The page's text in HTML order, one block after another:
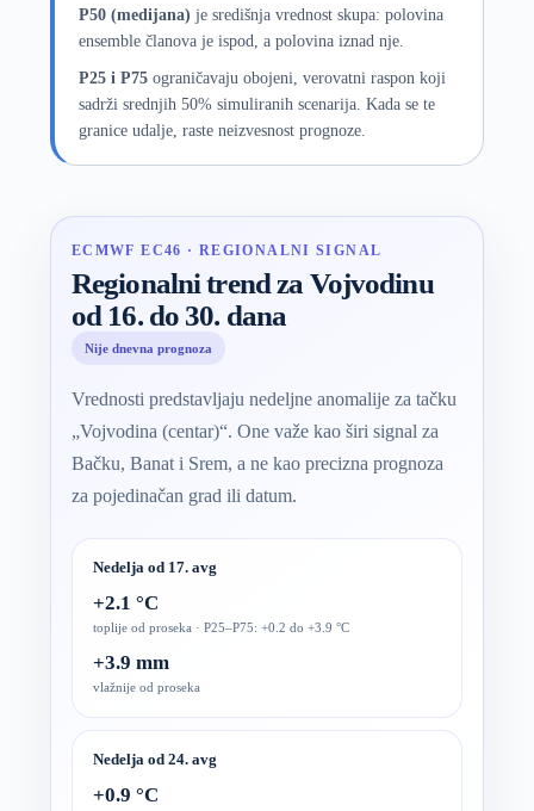
P50 (medijana) je središnja vrednost skupa: polovina
ensemble članova je ispod, a polovina iznad nje.
P25 i P75ograničavaju obojeni, verovatni raspon koji
sadrži srednjih 50% simuliranih scenarija. Kada se te
granice udalje, raste neizvesnost prognoze.
ECMWF EC46 · REGIONALNI SIGNAL
Regionalni trend za Vojvodinu
od 16. do 30. dana
Nije dnevna prognoza
Vrednosti predstavljaju nedeljne anomalije za tačku
„Vojvodina (centar)“. One važe kao širi signal za
Bačku, Banat i Srem, a ne kao precizna prognoza
za pojedinačan grad ili datum.
Nedelja od 17. avg
+2.1 °C
toplije od proseka · P25–P75: +0.2 do +3.9 °C
+3.9 mm
vlažnije od proseka
Nedelja od 24. avg
+0.9 °C